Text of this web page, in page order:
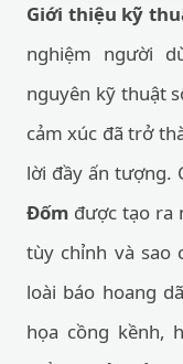
Giới thiệu kỹ
nghiệm người
nguyên kỹ thuật
cảm xúc đã trở
lời đầy ấn tượng.
Đốm được tạo ra
tùy chỉnh và sao
loài báo hoang
họa cồng kềnh,